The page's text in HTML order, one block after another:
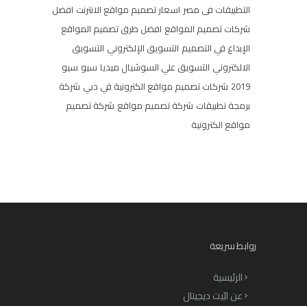
التطبيقات فى مصر اسعار تصميم مواقع الانترنت افضل
شركات تصميم المواقع افضل طرق تصميم المواقع
الإبداع في التصميم التسويق الإلكتروني التسويق
الالكتروني التسويق علي السوشيال ميديا سيو سيو
2019 شركات تصميم مواقع الكترونية في دبي شركة
برمجة تطبيقات شركة تصميم مواقع شركة تصميم
مواقع الكترونية
روابط سريعة
الرئيسية
عن ابّيت ديجيتال